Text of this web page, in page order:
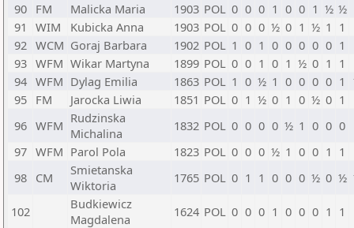
90 FM Malicka Maria 1903 POL 0 0 0 1 0 0 1 ½ ½
91
WIM Kubicka Anna 1903 POL 0 0 0 ½ 0 1 ½ 1 1
92 WCM Goraj Barbara 1902 POL 1 0 1 0 0 0 0 0 1
93 WFM Wikar Martyna 1899 POL 0 0 1 0 1 ½ 0 1 1
94 WFM Dylag Emilia 1863 POL 1 0 ½ 1 0 0 0 0 1
95 FM Jarocka Liwia 1851 POL 0 1 ½ 0 1 0 ½ 0 1
96 WFM Rudzinska
Michalina
1832 POL 0 0 0 0 ½ 1 0 0 0
97 WFM Parol Pola 1823 POL 0 0 0 ½ 1 0 0 1 1
98 CM
Smietanska
Wiktoria
1765 POL 0 1 1 0 0 0 ½ 0 ½
102
Budkiewicz
Magdalena
1624 POL 0 0 0 1 0 0 0 1 1